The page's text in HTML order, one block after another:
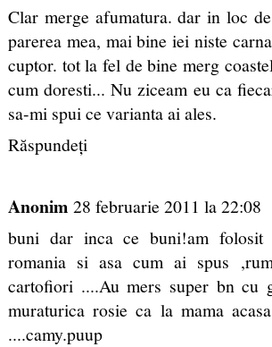
Clar merge afumatura. dar in loc
parerea mea, mai bine iei niste
cuptor. tot la fel de bine merg
cum doresti... Nu ziceam eu ca
sa-mi spui ce varianta ai ales.
Răspundeți
Anonim 28 februarie 2011 la 22:08
buni dar inca ce buni!am folosit
romania si asa cum ai spus
cartofiori ....Au mers super bn cu
muraturica rosie ca la mama
....camy.puup